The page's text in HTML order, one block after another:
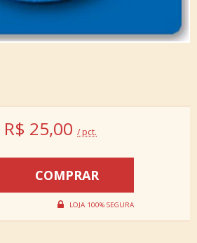
R$ 25,00 / pct.